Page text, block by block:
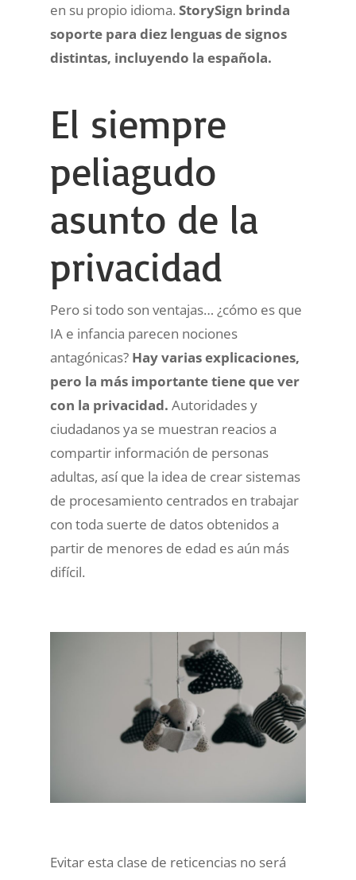
en su propio idioma. StorySign brinda
soporte para diez lenguas de signos
distintas, incluyendo la española.
El siempre
peliagudo
asunto de la
privacidad
Pero si todo son ventajas… ¿cómo es que
IA e infancia parecen nociones
antagónicas? Hay varias explicaciones,
pero la más importante tiene que ver
con la privacidad. Autoridades y
ciudadanos ya se muestran reacios a
compartir información de personas
adultas, así que la idea de crear sistemas
de procesamiento centrados en trabajar
con toda suerte de datos obtenidos a
partir de menores de edad es aún más
difícil.
Evitar esta clase de reticencias no será